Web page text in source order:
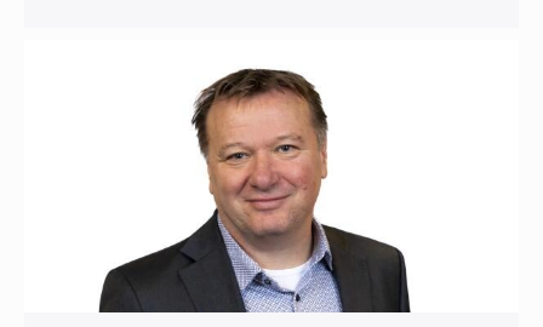
het Market Pulse Report voor het eerste kwartaal van 2026
De bedrijfsmatige […]